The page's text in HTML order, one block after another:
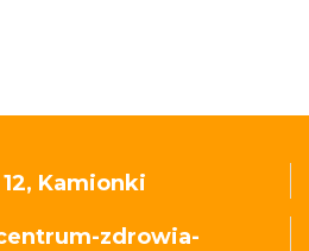
Kamionki
zdrowia-